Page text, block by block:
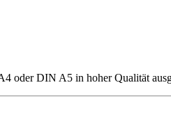
oder DIN A5 in hoher Qualität